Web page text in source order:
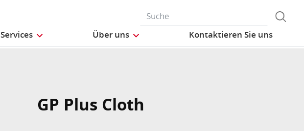
Services Über uns Kontaktieren Sie uns
GP Plus Cloth